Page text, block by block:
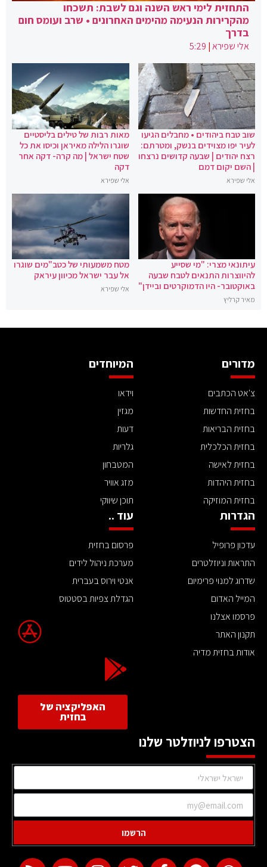
התחזית לימי ראש השנה וגם לשבת: תשכחו
מהקרירות הנעימה מהימים האחרונים • שרב ועומס חום
בדרך
אלי שפירא|
5:29
שוב טבח ביהודים • מחבלים הגיעו
לעיר יפו מצוידים בנשק, ומטרתם:
רצח יהודים | שבעה קדושים נרצחו
| השם יקום דמם
אלי שפירא
מאות רבות של טילים בליסטיים
שוגרו הלילה מאיראן וכיסו את כל
שטח ישראל | מה קרה- דקה אחר
דקה
אלי שפירא
עיתונאי מצרי: "מי שסייע
להיווצרות התנאים לטבח שבעה
באוקטובר- היו הדמוקרטים וביידן"
מאיר קרליץ
מטח משמעותי של כטב"מים שוגרו
אל עבר ישראל מכיוון עיראק
אלי שפירא
מדורים
צ'אט הכתבים
בחזית החדשות
בחזית הבריאות
בחזית הכלכלית
בחזית לאישה
בחזית היהדות
בחזית המוזיקה
המיוחדים
וידאו
מגזין
דעות
גלריות
המטבחון
מזג אוויר
תוכן שיווקי
הגדרות
עדכון פרופיל
התראות וניוזלטרים
שדרוג למנוי פרימיום
המייל האדום
פרסמו אצלנו
תקנון האתר
אודות בחזית מדיה
עוד ..
פרסום בחזית
מערכת ניהול לידים
אנטי וירוס בעברית
הגדלת צפיות בסטטוס
האפליקציה של
בחזית
הצטרפו לניוזלטר שלנו
הרשמו